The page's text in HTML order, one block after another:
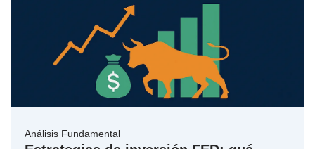
Análisis Fundamental